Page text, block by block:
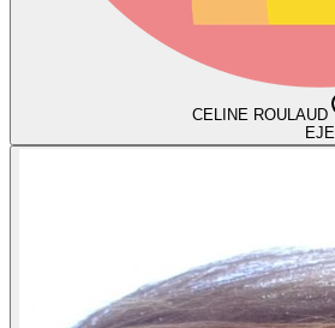
CELINE ROULAUD
EJE